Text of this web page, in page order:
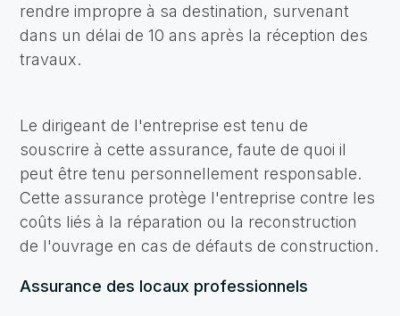
rendre impropre à sa destination, survenant
dans un délai de 10 ans après la réception des
travaux.
Le dirigeant de l'entreprise est tenu de
souscrire à cette assurance, faute de quoi il
peut être tenu personnellement responsable.
Cette assurance protège l'entreprise contre les
coûts liés à la réparation ou la reconstruction
de l'ouvrage en cas de défauts de construction.
Assurance des locaux professionnels